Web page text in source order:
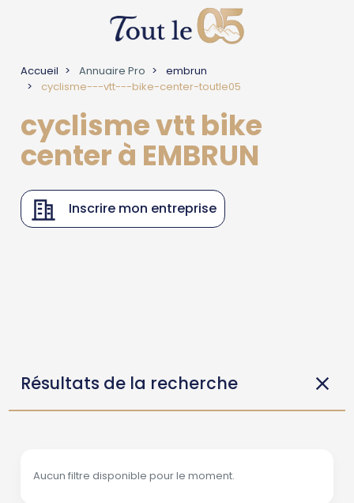
Accueil Annuaire Pro
embrun
cyclisme---vtt---bike-center-toutle05
cyclisme vtt bike
center à EMBRUN
Inscrire mon entreprise
Résultats de la recherche
Aucun filtre disponible pour le moment.